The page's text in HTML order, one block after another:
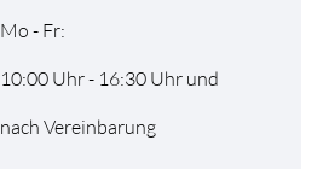
Mo - Fr:
10:00 Uhr - 16:30 Uhr und
nach Vereinbarung